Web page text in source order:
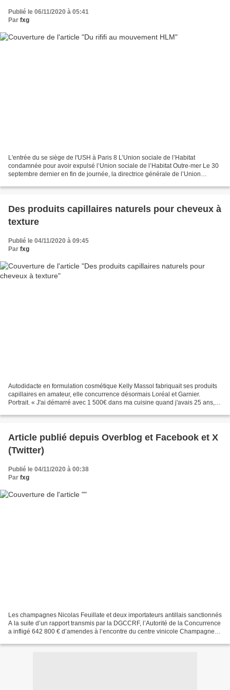
Publié le 06/11/2020 à 05:41
Par fxg
L'entrée du se siège de l'USH à Paris 8 L’Union sociale de l’Habitat
condamnée pour avoir expulsé l’Union sociale de l’Habitat Outre-mer Le 30
septembre dernier en fin de journée, la directrice générale de l’Union
Des produits capillaires naturels pour cheveux à
texture
Publié le 04/11/2020 à 09:45
Par fxg
Autodidacte en formulation cosmétique Kelly Massol fabriquait ses produits
capillaires en amateur, elle concurrence désormais Loréal et Garnier.
Portrait. « J'ai démarré avec 1 500€ dans ma cuisine quand j'avais 25 ans,
Article publié depuis Overblog et Facebook et X
(Twitter)
Publié le 04/11/2020 à 00:38
Par fxg
Les champagnes Nicolas Feuillate et deux importateurs antillais sanctionnés
A la suite d’un rapport transmis par la DGCCRF, l’Autorité de la Concurrence
a infligé 642 800 € d’amendes à l’encontre du centre vinicole Champagne